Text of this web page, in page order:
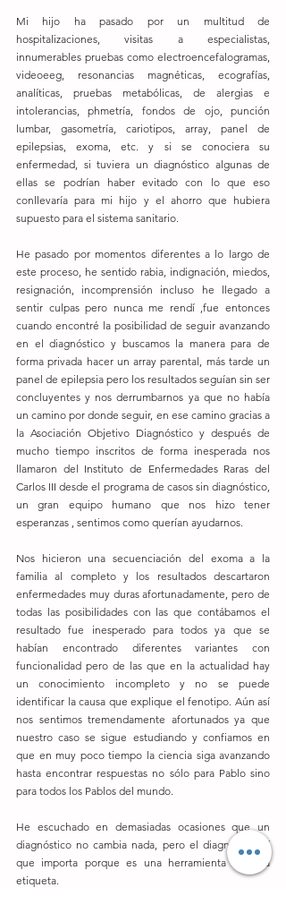
Mi hijo ha pasado por un multitud de
hospitalizaciones, visitas a especialistas,
innumerables pruebas como electroencefalogramas,
videoeeg, resonancias magnéticas, ecografías,
analíticas, pruebas metabólicas, de alergias e
intolerancias, phmetría, fondos de ojo, punción
lumbar, gasometría, cariotipos, array, panel de
epilepsias, exoma, etc. y si se conociera su
enfermedad, si tuviera un diagnóstico algunas de
ellas se podrían haber evitado con lo que eso
conllevaría para mi hijo y el ahorro que hubiera
supuesto para el sistema sanitario.
He pasado por momentos diferentes a lo largo de
este proceso, he sentido rabia, indignación, miedos,
resignación, incomprensión incluso he llegado a
sentir culpas pero nunca me rendí ,fue entonces
cuando encontré la posibilidad de seguir avanzando
en el diagnóstico y buscamos la manera para de
forma privada hacer un array parental, más tarde un
panel de epilepsia pero los resultados seguían sin ser
concluyentes y nos derrumbarnos ya que no había
un camino por donde seguir, en ese camino gracias a
la Asociación Objetivo Diagnóstico y después de
mucho tiempo inscritos de forma inesperada nos
llamaron del Instituto de Enfermedades Raras del
Carlos III desde el programa de casos sin diagnóstico,
un gran equipo humano que nos hizo tener
esperanzas , sentimos como querían ayudarnos.
Nos hicieron una secuenciación del exoma a la
familia al completo y los resultados descartaron
enfermedades muy duras afortunadamente, pero de
todas las posibilidades con las que contábamos el
resultado fue inesperado para todos ya que se
habían encontrado diferentes variantes con
funcionalidad pero de las que en la actualidad hay
un conocimiento incompleto y no se puede
identificar la causa que explique el fenotipo. Aún así
nos sentimos tremendamente afortunados ya que
nuestro caso se sigue estudiando y confiamos en
que en muy poco tiempo la ciencia siga avanzando
hasta encontrar respuestas no sólo para Pablo sino
para todos los Pablos del mundo.
He escuchado en demasiadas ocasiones que un
diagnóstico no cambia nada, pero el diagnóstico sí
que importa porque es una herramienta no una
etiqueta.